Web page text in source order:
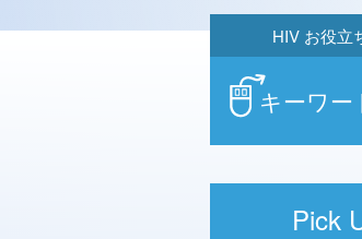
キーワー
HIV お役立
Pick